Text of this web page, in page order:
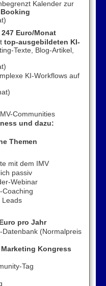
Kalender zur
Euro/Monat
top-ausgebildeten KI-
Texte, Blog-Artikel,
KI-Workflows auf
Communities
und dazu:
Themen
mit dem IMV
passiv
Webinar
Coaching
Leads
pro Jahr
(Normalpreis
Kongress
Tag